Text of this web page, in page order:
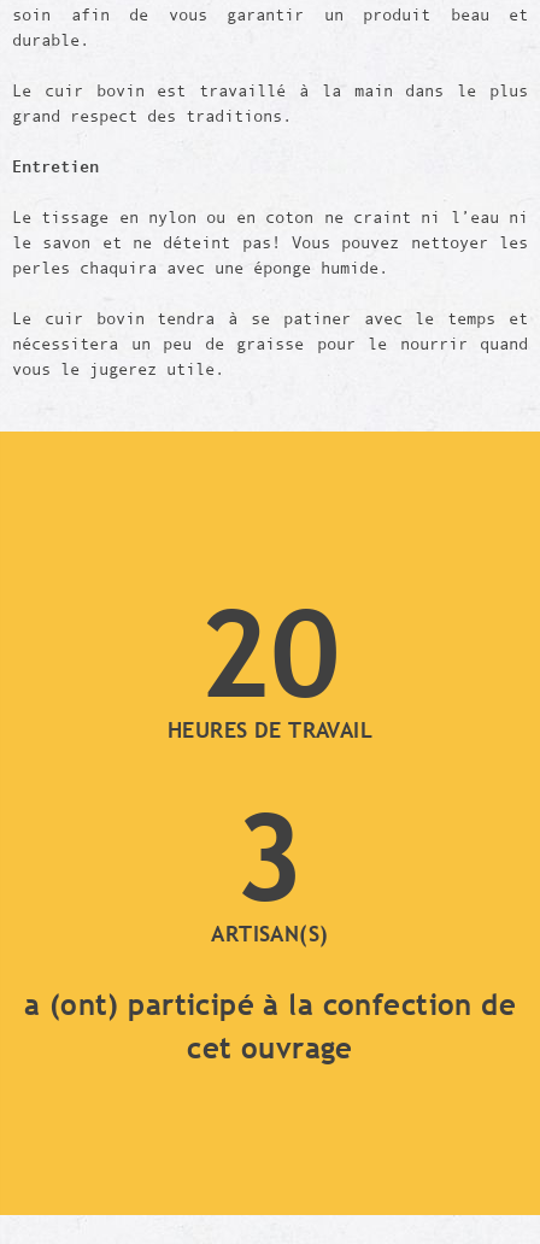
soin afin de vous garantir un produit beau et
durable.
Le cuir bovin est travaillé à la main dans le plus
grand respect des traditions.
Entretien
Le tissage en nylon ou en coton ne craint ni l’eau ni
le savon et ne déteint pas! Vous pouvez nettoyer les
perles chaquira avec une éponge humide.
Le cuir bovin tendra à se patiner avec le temps et
nécessitera un peu de graisse pour le nourrir quand
vous le jugerez utile.
20
HEURES DE TRAVAIL
3
ARTISAN(S)
a (ont) participé à la confection de
cet ouvrage